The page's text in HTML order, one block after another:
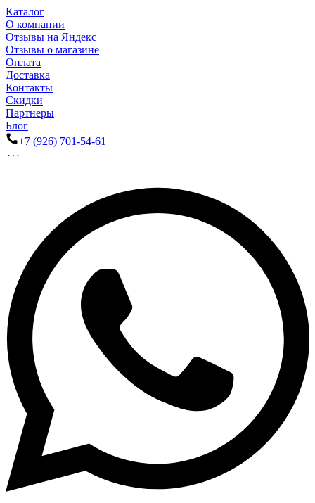
Каталог
О компании
Отзывы на Яндекс
Отзывы о магазине
Оплата
Доставка
Контакты
Скидки
Партнеры
Блог
+7 (926) 701-54-61